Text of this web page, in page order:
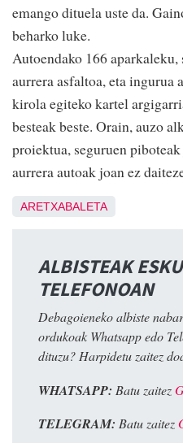
emango dituela uste da.
beharko luke.
Autoendako 166
aurrera asfaltoa, eta ingurua
kirola egiteko kartel
besteak beste. Orain, auzo
proiektua, seguruen
aurrera autoak joan ez
ARETXABALETA
ALBISTEAK
TELEFONOAN
Debagoieneko albiste
ordukoak Whatsapp edo
dituzu? Harpidetu zaitez
WHATSAPP: Batu zaitez
TELEGRAM: Batu zaitez